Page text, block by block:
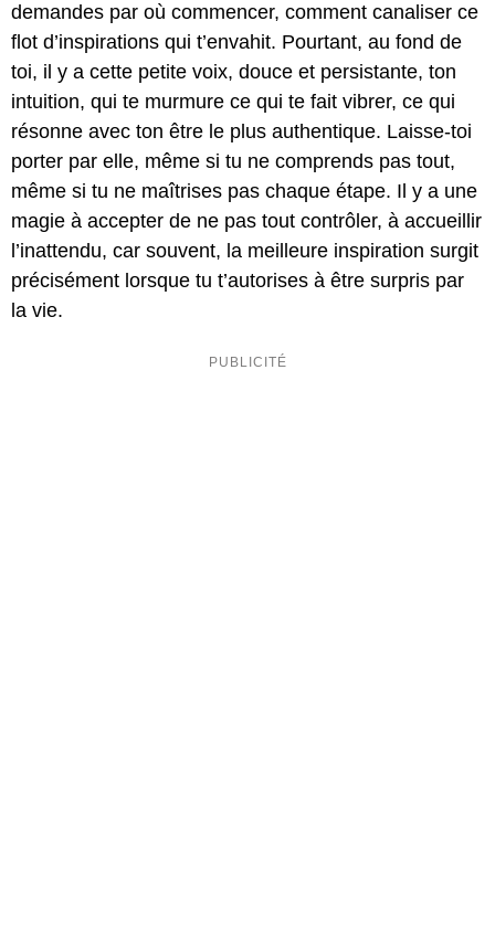
demandes par où commencer, comment canaliser ce
flot d’inspirations qui t’envahit. Pourtant, au fond de
toi, il y a cette petite voix, douce et persistante, ton
intuition, qui te murmure ce qui te fait vibrer, ce qui
résonne avec ton être le plus authentique. Laisse-toi
porter par elle, même si tu ne comprends pas tout,
même si tu ne maîtrises pas chaque étape. Il y a une
magie à accepter de ne pas tout contrôler, à accueillir
l’inattendu, car souvent, la meilleure inspiration surgit
précisément lorsque tu t’autorises à être surpris par
la vie.